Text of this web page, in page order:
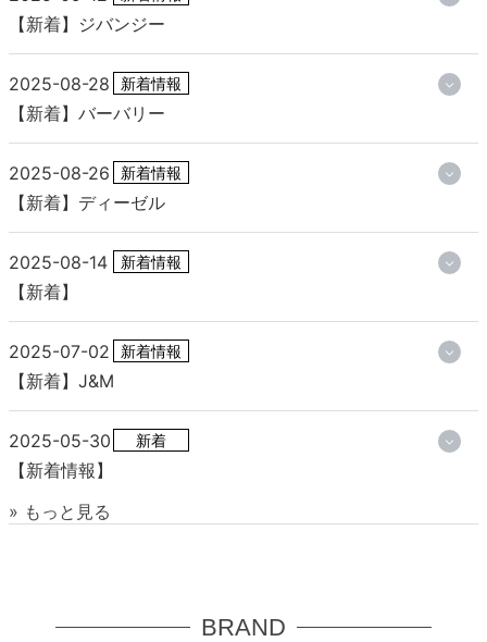
【新着】ジバンジー
2025-08-28 新着情報
【新着】バーバリー
2025-08-26 新着情報
【新着】ディーゼル
2025-08-14 新着情報
【新着】
2025-07-02 新着情報
【新着】J&M
2025-05-30 新着
【新着情報】
» もっと見る
BRAND